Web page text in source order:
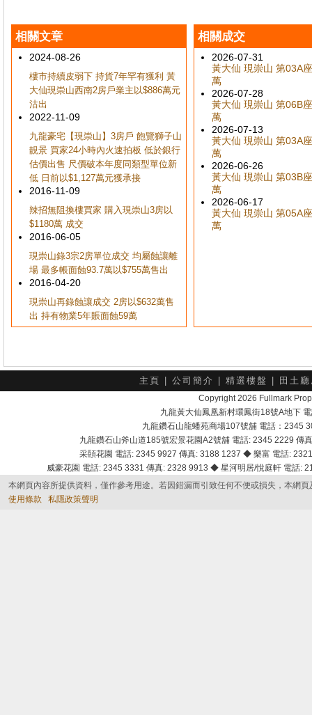
相關文章
2024-08-26
樓市持續皮弱下 持貨7年罕有獲利 黃
大仙現崇山西南2房戶業主以$886萬元
沽出
2022-11-09
九龍豪宅【現崇山】3房戶 飽覽獅子山
靚景 買家24小時內火速拍板 低於銀行
估價出售 尺價破本年度同類型單位新
低 日前以$1,127萬元獲承接
2016-11-09
辣招無阻換樓買家 購入現崇山3房以
$1180萬 成交
2016-06-05
現崇山錄3宗2房單位成交 均屬蝕讓離
場 最多帳面蝕93.7萬以$755萬售出
2016-04-20
現崇山再錄蝕讓成交 2房以$632萬售
出 持有物業5年賬面蝕59萬
相關成交
2026-07-31
黃大仙 現崇山 第03A
萬
2026-07-28
黃大仙 現崇山 第06B
萬
2026-07-13
黃大仙 現崇山 第03A
萬
2026-06-26
黃大仙 現崇山 第03B
萬
2026-06-17
黃大仙 現崇山 第05A
萬
主頁 公司簡介 精選樓盤 田土
Copyright 2026 Fullmark
九龍黃大仙鳳凰新村環鳳街18號A地下
九龍鑽石山龍蟠苑商場107號舖 電話：2345
九龍鑽石山斧山道185號宏景花園A2號舖 電話: 2345 2229
采頣花園 電話: 2345 9927 傳真: 3188 1237 ◆ 樂富 電話:
威豪花園 電話: 2345 3331 傳真: 2328 9913 ◆ 星河明居/悅庭軒 電話
本網頁內容所提供資料，僅作參考用途。若因錯漏而引致任何不便或損失，本網
使用條款
私隱政策聲明